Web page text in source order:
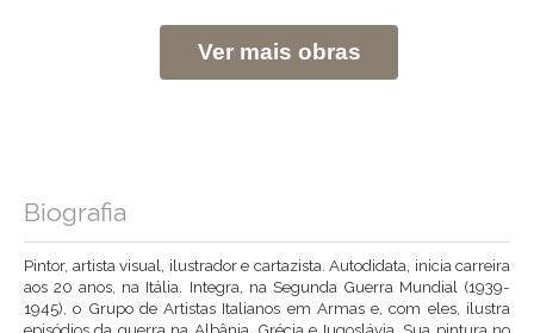
Ver mais obras
Biografia
Pintor, artista visual, ilustrador e cartazista. Autodidata, inicia carreira
aos 20 anos, na Itália. Integra, na Segunda Guerra Mundial (1939-
1945), o Grupo de Artistas Italianos em Armas e, com eles, ilustra